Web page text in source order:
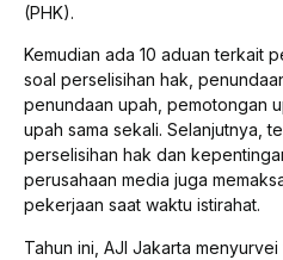
(PHK).
Kemudian ada 10 aduan terkait
soal perselisihan hak,
penundaan upah, pemotongan
upah sama sekali. Selanjutnya,
perselisihan hak dan
perusahaan media juga
pekerjaan saat waktu istirahat.
Tahun ini, AJI Jakarta